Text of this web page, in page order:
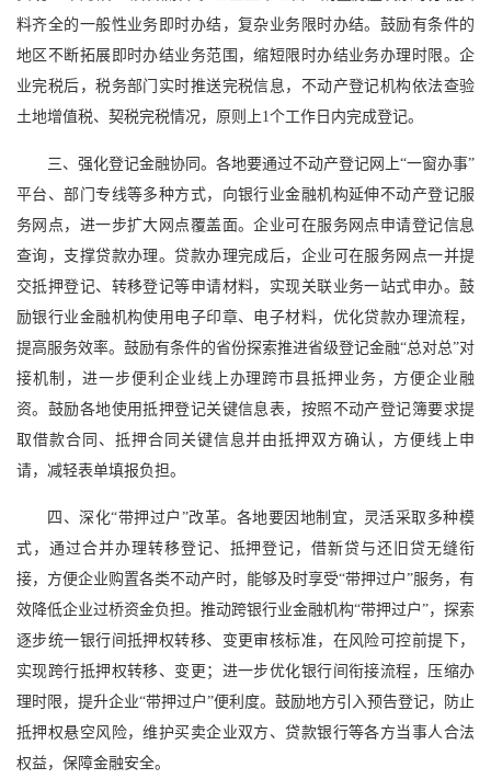
料齐全的一般性业务即时办结，复杂业务限时办结。鼓励有条件的
地区不断拓展即时办结业务范围，缩短限时办结业务办理时限。企
业完税后，税务部门实时推送完税信息，不动产登记机构依法查验
土地增值税、契税完税情况，原则上1个工作日内完成登记。
三、强化登记金融协同。各地要通过不动产登记网上“一窗办事”
平台、部门专线等多种方式，向银行业金融机构延伸不动产登记服
务网点，进一步扩大网点覆盖面。企业可在服务网点申请登记信息
查询，支撑贷款办理。贷款办理完成后，企业可在服务网点一并提
交抵押登记、转移登记等申请材料，实现关联业务一站式申办。鼓
励银行业金融机构使用电子印章、电子材料，优化贷款办理流程，
提高服务效率。鼓励有条件的省份探索推进省级登记金融“总对总”对
接机制，进一步便利企业线上办理跨市县抵押业务，方便企业融
资。鼓励各地使用抵押登记关键信息表，按照不动产登记簿要求提
取借款合同、抵押合同关键信息并由抵押双方确认，方便线上申
请，减轻表单填报负担。
四、深化“带押过户”改革。各地要因地制宜，灵活采取多种模
式，通过合并办理转移登记、抵押登记，借新贷与还旧贷无缝衔
接，方便企业购置各类不动产时，能够及时享受“带押过户”服务，有
效降低企业过桥资金负担。推动跨银行业金融机构“带押过户”，探索
逐步统一银行间抵押权转移、变更审核标准，在风险可控前提下，
实现跨行抵押权转移、变更；进一步优化银行间衔接流程，压缩办
理时限，提升企业“带押过户”便利度。鼓励地方引入预告登记，防止
抵押权悬空风险，维护买卖企业双方、贷款银行等各方当事人合法
权益，保障金融安全。